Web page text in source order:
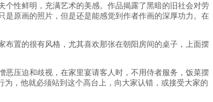
性鲜明，充满艺术的美感。作品揭露了黑暗的旧社会对劳
原画的照片，但是还是能感觉到作者作画的深厚功力。在
置的很有风格，尤其喜欢那张在朝阳房间的桌子，上面摆
压迫和歧视，在家里宴请客人时，不用侍者服务，饭菜摆
为，他就必须站到这个高台上，向大家认错，或接受大家的